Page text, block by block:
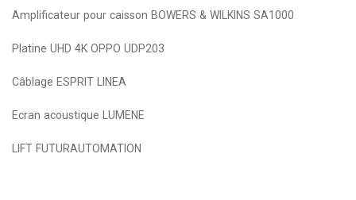
Amplificateur pour caisson BOWERS & WILKINS SA1000
Platine UHD 4K OPPO UDP203
Câblage ESPRIT LINEA
Ecran acoustique LUMENE
LIFT FUTURAUTOMATION